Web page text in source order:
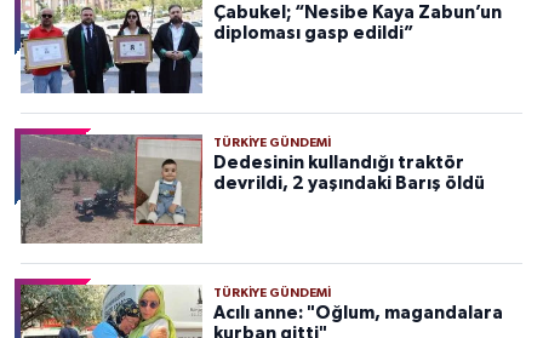
Çabukel; “Nesibe Kaya Zabun’un
diploması gasp edildi”
TÜRKIYE GÜNDEMI
Dedesinin kullandığı traktör
devrildi, 2 yaşındaki Barış öldü
TÜRKIYE GÜNDEMI
Acılı anne: "Oğlum, magandalara
kurban gitti"